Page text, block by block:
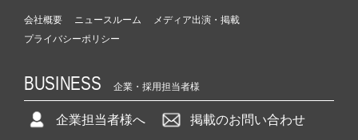
会社概要 ニュースルーム
メディア出演・掲載
プライバシーポリシー
BUSINESS 企業・採用担当者様
企業担当者様へ 掲載のお問い合わせ